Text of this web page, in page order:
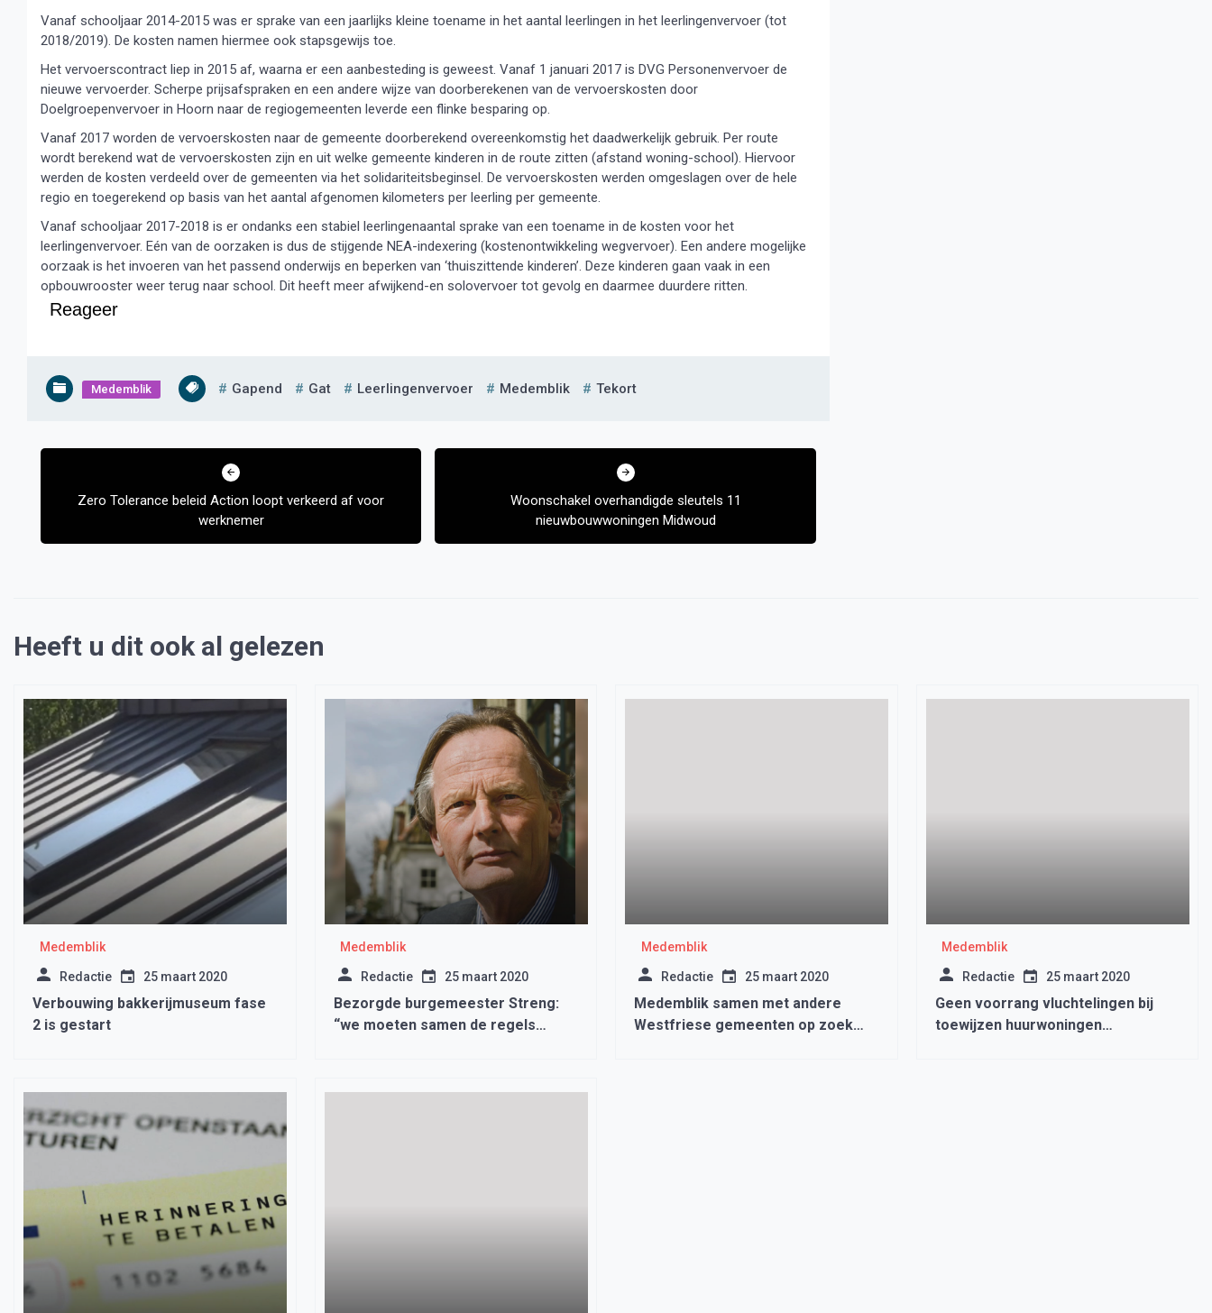
Vanaf schooljaar 2014-2015 was er sprake van een jaarlijks kleine toename in het aantal leerlingen in het leerlingenvervoer (tot
2018/2019). De kosten namen hiermee ook stapsgewijs toe.
Het vervoerscontract liep in 2015 af, waarna er een aanbesteding is geweest. Vanaf 1 januari 2017 is DVG Personenvervoer de
nieuwe vervoerder. Scherpe prijsafspraken en een andere wijze van doorberekenen van de vervoerskosten door
Doelgroepenvervoer in Hoorn naar de regiogemeenten leverde een flinke besparing op.
Vanaf 2017 worden de vervoerskosten naar de gemeente doorberekend overeenkomstig het daadwerkelijk gebruik. Per route
wordt berekend wat de vervoerskosten zijn en uit welke gemeente kinderen in de route zitten (afstand woning-school). Hiervoor
werden de kosten verdeeld over de gemeenten via het solidariteitsbeginsel. De vervoerskosten werden omgeslagen over de hele
regio en toegerekend op basis van het aantal afgenomen kilometers per leerling per gemeente.
Vanaf schooljaar 2017-2018 is er ondanks een stabiel leerlingenaantal sprake van een toename in de kosten voor het
leerlingenvervoer. Eén van de oorzaken is dus de stijgende NEA-indexering (kostenontwikkeling wegvervoer). Een andere mogelijke
oorzaak is het invoeren van het passend onderwijs en beperken van ‘thuiszittende kinderen’. Deze kinderen gaan vaak in een
opbouwrooster weer terug naar school. Dit heeft meer afwijkend-en solovervoer tot gevolg en daarmee duurdere ritten.
Reageer
Medemblik Gapend Gat Leerlingenvervoer Medemblik Tekort
Bericht
Zero Tolerance beleid Action loopt verkeerd af voor
werknemer
Woonschakel overhandigde sleutels 11
nieuwbouwwoningen Midwoud
Heeft u dit ook al gelezen
Medemblik
Redactie 25 maart 2020
Verbouwing bakkerijmuseum fase
2 is gestart
Medemblik
Redactie 25 maart 2020
Bezorgde burgemeester Streng:
“we moeten samen de regels
Medemblik
Redactie 25 maart 2020
Medemblik samen met andere
Westfriese gemeenten op zoek
Medemblik
Redactie 25 maart 2020
Geen voorrang vluchtelingen bij
toewijzen huurwoningen